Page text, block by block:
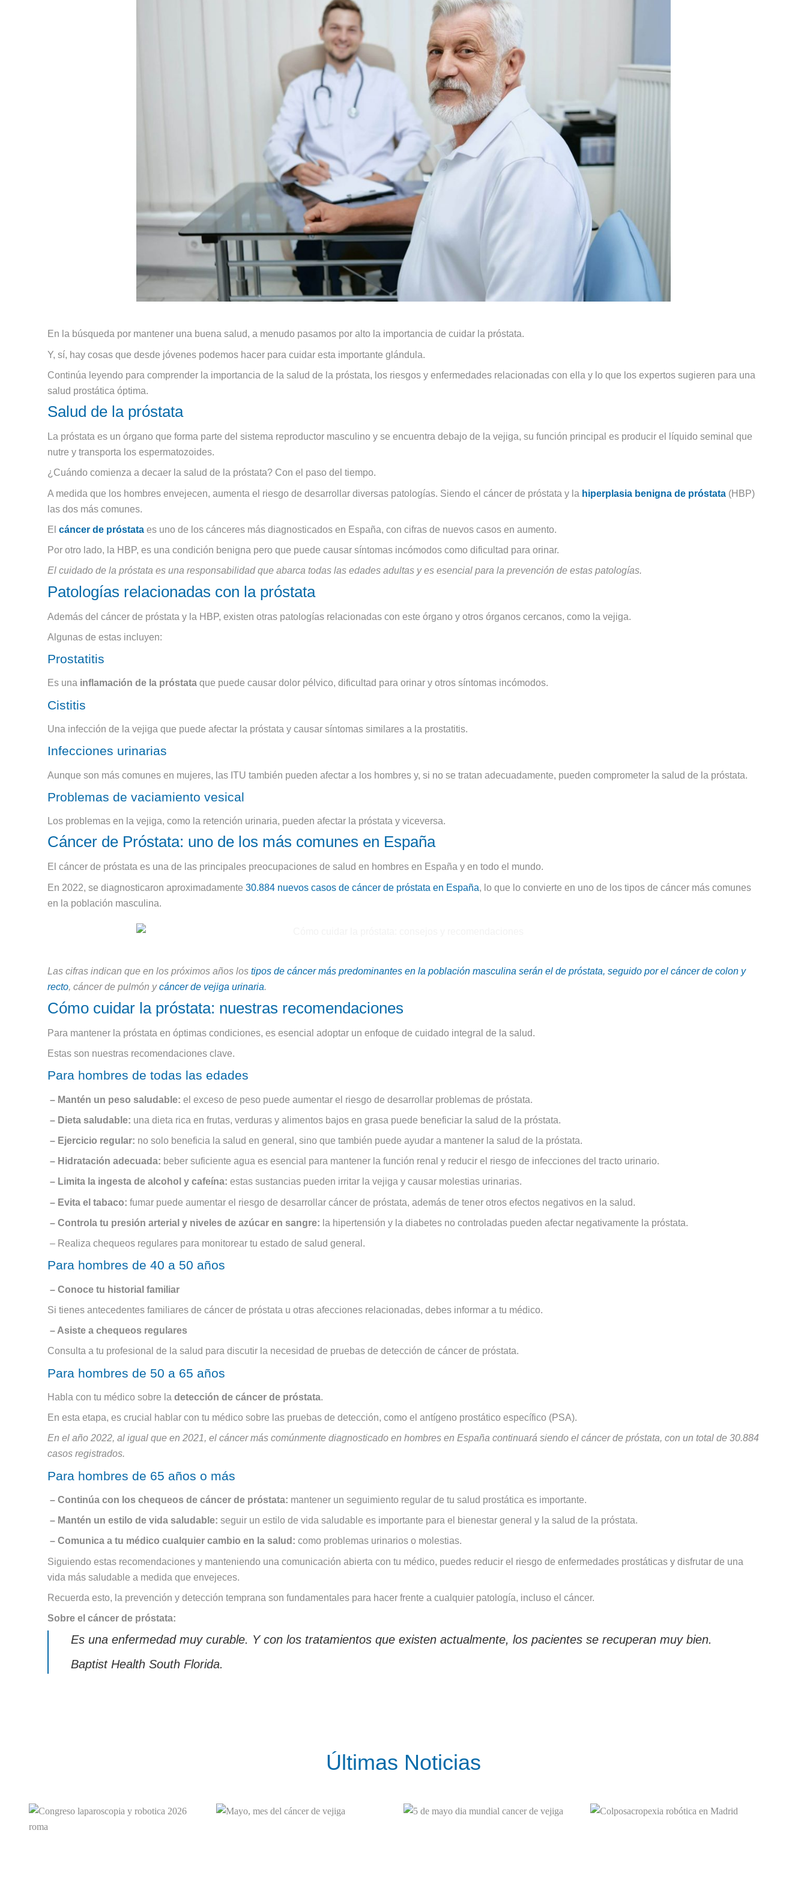
En la búsqueda por mantener una buena salud, a menudo pasamos por alto la importancia de cuidar la próstata.
Y, sí, hay cosas que desde jóvenes podemos hacer para cuidar esta importante glándula.
Continúa leyendo para comprender la importancia de la salud de la próstata, los riesgos y enfermedades relacionadas con ella y lo que los expertos sugieren para una
salud prostática óptima.
Salud de la próstata
La próstata es un órgano que forma parte del sistema reproductor masculino y se encuentra debajo de la vejiga, su función principal es producir el líquido seminal que
nutre y transporta los espermatozoides.
¿Cuándo comienza a decaer la salud de la próstata? Con el paso del tiempo.
A medida que los hombres envejecen, aumenta el riesgo de desarrollar diversas patologías. Siendo el cáncer de próstata y la hiperplasia benigna de próstata(HBP)
las dos más comunes.
El cáncer de próstataes uno de los cánceres más diagnosticados en España, con cifras de nuevos casos en aumento.
Por otro lado, la HBP, es una condición benigna pero que puede causar síntomas incómodos como dificultad para orinar.
El cuidado de la próstata es una responsabilidad que abarca todas las edades adultas y es esencial para la prevención de estas patologías.
Patologías relacionadas con la próstata
Además del cáncer de próstata y la HBP, existen otras patologías relacionadas con este órgano y otros órganos cercanos, como la vejiga.
Algunas de estas incluyen:
Prostatitis
Es una inflamación de la próstataque puede causar dolor pélvico, dificultad para orinar y otros síntomas incómodos.
Cistitis
Una infección de la vejiga que puede afectar la próstata y causar síntomas similares a la prostatitis.
Infecciones urinarias
Aunque son más comunes en mujeres, las ITU también pueden afectar a los hombres y, si no se tratan adecuadamente, pueden comprometer la salud de la próstata.
Problemas de vaciamiento vesical
Los problemas en la vejiga, como la retención urinaria, pueden afectar la próstata y viceversa.
Cáncer de Próstata: uno de los más comunes en España
El cáncer de próstata es una de las principales preocupaciones de salud en hombres en España y en todo el mundo.
En 2022, se diagnosticaron aproximadamente 30.884 nuevos casos de cáncer de próstata en España, lo que lo convierte en uno de los tipos de cáncer más comunes
en la población masculina.
Las cifras indican que en los próximos años los tipos de cáncer más predominantes en la población masculina serán el de próstata, seguido por el cáncer de colon y
recto, cáncer de pulmón ycáncer de vejiga urinaria.
Cómo cuidar la próstata: nuestras recomendaciones
Para mantener la próstata en óptimas condiciones, es esencial adoptar un enfoque de cuidado integral de la salud.
Estas son nuestras recomendaciones clave.
Para hombres de todas las edades
– Mantén un peso saludable: el exceso de peso puede aumentar el riesgo de desarrollar problemas de próstata.
– Dieta saludable: una dieta rica en frutas, verduras y alimentos bajos en grasa puede beneficiar la salud de la próstata.
– Ejercicio regular: no solo beneficia la salud en general, sino que también puede ayudar a mantener la salud de la próstata.
– Hidratación adecuada: beber suficiente agua es esencial para mantener la función renal y reducir el riesgo de infecciones del tracto urinario.
– Limita la ingesta de alcohol y cafeína: estas sustancias pueden irritar la vejiga y causar molestias urinarias.
– Evita el tabaco: fumar puede aumentar el riesgo de desarrollar cáncer de próstata, además de tener otros efectos negativos en la salud.
– Controla tu presión arterial y niveles de azúcar en sangre: la hipertensión y la diabetes no controladas pueden afectar negativamente la próstata.
– Realiza chequeos regulares para monitorear tu estado de salud general.
Para hombres de 40 a 50 años
– Conoce tu historial familiar
Si tienes antecedentes familiares de cáncer de próstata u otras afecciones relacionadas, debes informar a tu médico.
– Asiste a chequeos regulares
Consulta a tu profesional de la salud para discutir la necesidad de pruebas de detección de cáncer de próstata.
Para hombres de 50 a 65 años
Habla con tu médico sobre la detección de cáncer de próstata.
En esta etapa, es crucial hablar con tu médico sobre las pruebas de detección, como el antígeno prostático específico (PSA).
En el año 2022, al igual que en 2021, el cáncer más comúnmente diagnosticado en hombres en España continuará siendo el cáncer de próstata, con un total de 30.884
casos registrados.
Para hombres de 65 años o más
– Continúa con los chequeos de cáncer de próstata: mantener un seguimiento regular de tu salud prostática es importante.
– Mantén un estilo de vida saludable: seguir un estilo de vida saludable es importante para el bienestar general y la salud de la próstata.
– Comunica a tu médico cualquier cambio en la salud: como problemas urinarios o molestias.
Siguiendo estas recomendaciones y manteniendo una comunicación abierta con tu médico, puedes reducir el riesgo de enfermedades prostáticas y disfrutar de una
vida más saludable a medida que envejeces.
Recuerda esto, la prevención y detección temprana son fundamentales para hacer frente a cualquier patología, incluso el cáncer.
Sobre el cáncer de próstata:
Es una enfermedad muy curable. Y con los tratamientos que existen actualmente, los pacientes se recuperan muy bien.
Baptist Health South Florida.
Últimas Noticias